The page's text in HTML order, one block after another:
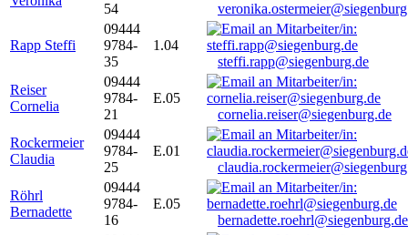
54
Rapp Steffi
09444
9784-
35
1.04
steffi.rapp@siegenburg.de
Reiser
Cornelia
09444
9784-
21
E.05
cornelia.reiser@siegenburg.de
Rockermeier
Claudia
09444
9784-
25
E.01
Röhrl
Bernadette
09444
9784-
16
E.05
bernadette.roehrl@siegenburg.de